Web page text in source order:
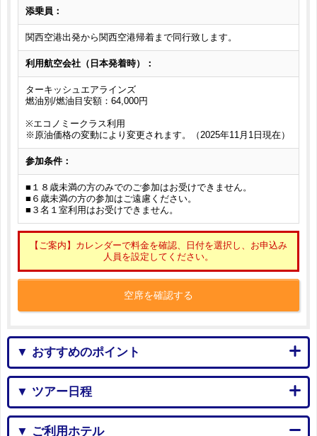
添乗員：
関西空港出発から関西空港帰着まで同行致します。
利用航空会社（日本発着時）：
ターキッシュエアラインズ
燃油別/燃油目安額：64,000円
※エコノミークラス利用
※原油価格の変動により変更されます。（2025年11月1日現在）
参加条件：
■１８歳未満の方のみでのご参加はお受けできません。
■６歳未満の方の参加はご遠慮ください。
■３名１室利用はお受けできません。
【ご案内】カレンダーで料金を確認、日付を選択し、お申込み
人員を設定してください。
空席を確認する
▼ おすすめのポイント
▼ ツアー日程
▼ ご利用ホテル